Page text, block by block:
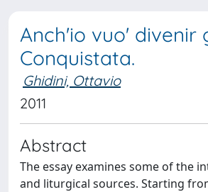
Anch'io vuo'
Conquistata.
Ghidini, Ottavio
2011
Abstract
The essay examines some of the
and liturgical sources. Starting